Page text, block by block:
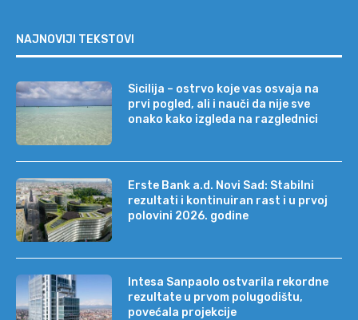
NAJNOVIJI TEKSTOVI
Sicilija – ostrvo koje vas osvaja na
prvi pogled, ali i nauči da nije sve
onako kako izgleda na razglednici
Erste Bank a.d. Novi Sad: Stabilni
rezultati i kontinuiran rast i u prvoj
polovini 2026. godine
Intesa Sanpaolo ostvarila rekordne
rezultate u prvom polugodištu,
povećala projekcije